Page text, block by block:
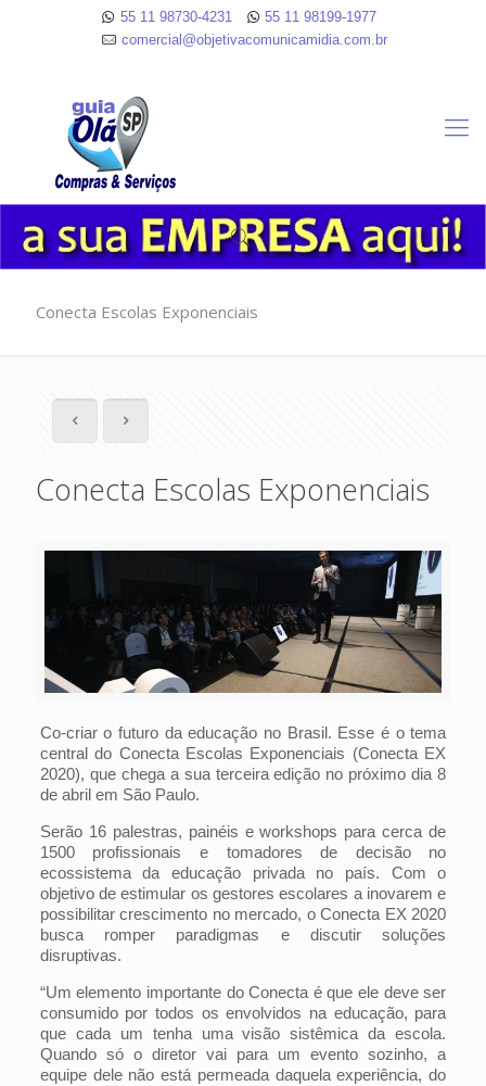
55 11 98730-4231
55 11 98199-1977
comercial@objetivacomunicamidia.com.br
Conecta Escolas Exponenciais
Conecta Escolas Exponenciais
Co-criar o futuro da educação no Brasil. Esse é o tema
central do Conecta Escolas Exponenciais (Conecta EX
2020), que chega a sua terceira edição no próximo dia 8
de abril em São Paulo.
Serão 16 palestras, painéis e workshops para cerca de
1500 profissionais e tomadores de decisão no
ecossistema da educação privada no país. Com o
objetivo de estimular os gestores escolares a inovarem e
possibilitar crescimento no mercado, o Conecta EX 2020
busca romper paradigmas e discutir soluções
disruptivas.
“Um elemento importante do Conecta é que ele deve ser
consumido por todos os envolvidos na educação, para
que cada um tenha uma visão sistêmica da escola.
Quando só o diretor vai para um evento sozinho, a
equipe dele não está permeada daquela experiência, do